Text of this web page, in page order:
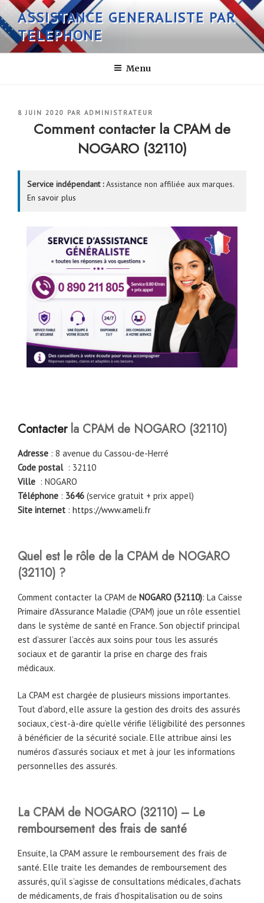
Aller
au
contenu
principal
ASSISTANCE GENERALISTE PAR
TELEPHONE
Menu
PUBLIÉ
8 JUIN 2020 PAR ADMINISTRATEUR
Comment contacter la CPAM de
NOGARO (32110)
Service indépendant :Assistance non affiliée aux marques.
En savoir plus
Contacterla CPAM de NOGARO (32110)
Adresse : 8 avenue du Cassou-de-Herré
Code postal: 32110
Ville : NOGARO
Téléphone : 3646 (service gratuit + prix appel)
Site internet : https://www.ameli.fr
Quel est le rôle de la CPAM de NOGARO
(32110) ?
Comment contacter la CPAM de NOGARO (32110): La Caisse
Primaire d’Assurance Maladie (CPAM) joue un rôle essentiel
dans le système de santé en France. Son objectif principal
est d’assurer l’accès aux soins pour tous les assurés
sociaux et de garantir la prise en charge des frais
médicaux.
La CPAM est chargée de plusieurs missions importantes.
Tout d’abord, elle assure la gestion des droits des assurés
sociaux, c’est-à-dire qu’elle vérifie l’éligibilité des personnes
à bénéficier de la sécurité sociale. Elle attribue ainsi les
numéros d’assurés sociaux et met à jour les informations
personnelles des assurés.
La CPAM de NOGARO (32110) – Le
remboursement des frais de santé
Ensuite, la CPAM assure le remboursement des frais de
santé. Elle traite les demandes de remboursement des
assurés, qu’il s’agisse de consultations médicales, d’achats
de médicaments, de frais d’hospitalisation ou de soins